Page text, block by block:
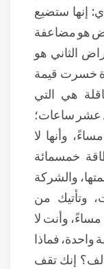
إنها ستضيع
هو مضاعفة
الثاني هو
خسرت قيمة
هي التي
عشر ساعات؛
وأنها لا
خمسمائة
والشركة
وتأتيك من
مساءً، وأنت لا
واحدة، فماذا
إنك تقف